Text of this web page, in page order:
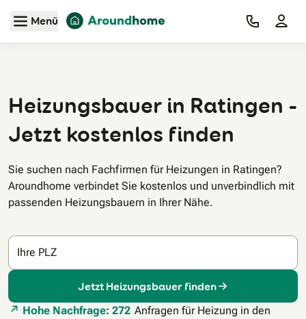
Zum Hauptinhalt
Menü
Heizungsbauer in Ratingen -
Jetzt kostenlos finden
Sie suchen nach Fachfirmen für Heizungen in Ratingen?
Aroundhome verbindet Sie kostenlos und unverbindlich mit
passenden Heizungsbauern in Ihrer Nähe.
Ihre PLZ
Jetzt Heizungsbauer finden
Hohe Nachfrage: 272 Anfragen für Heizung in den